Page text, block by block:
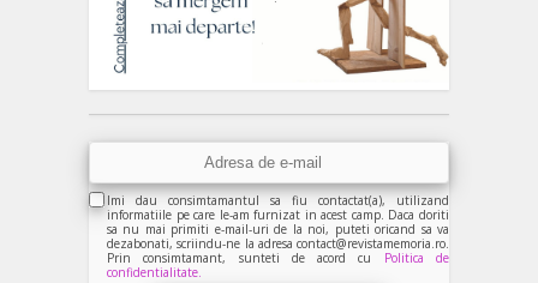
Imi dau consimtamantul sa fiu contactat(a), utilizand
informatiile pe care le-am furnizat in acest camp. Daca doriti
sa nu mai primiti e-mail-uri de la noi, puteti oricand sa va
dezabonati, scriindu-ne la adresa contact@revistamemoria.ro.
Prin consimtamant, sunteti de acord cu Politica de
confidentialitate.